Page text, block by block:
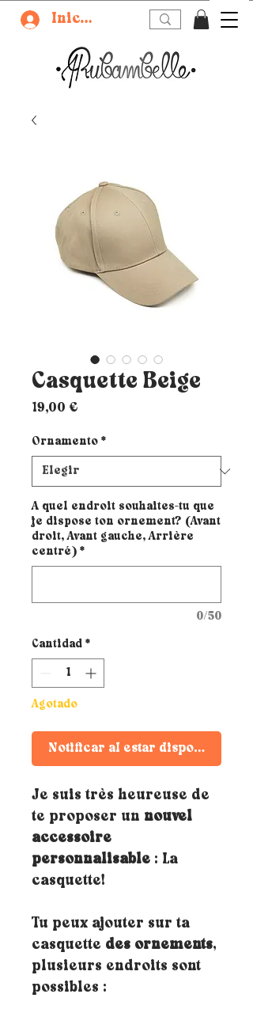
Iniciar sesión
Casquette Beige
19,00 €
Ornamento *
A quel endroit souhaites-tu que
je dispose ton ornement? (Avant
droit, Avant gauche, Arrière
centré) *
0/50
Cantidad *
Agotado
Notificar al estar disponible
Je suis très heureuse de
te proposer un nouvel
accessoire
personnalisable : La
casquette!
Tu peux ajouter sur ta
casquette des ornements,
plusieurs endroits sont
possibles :